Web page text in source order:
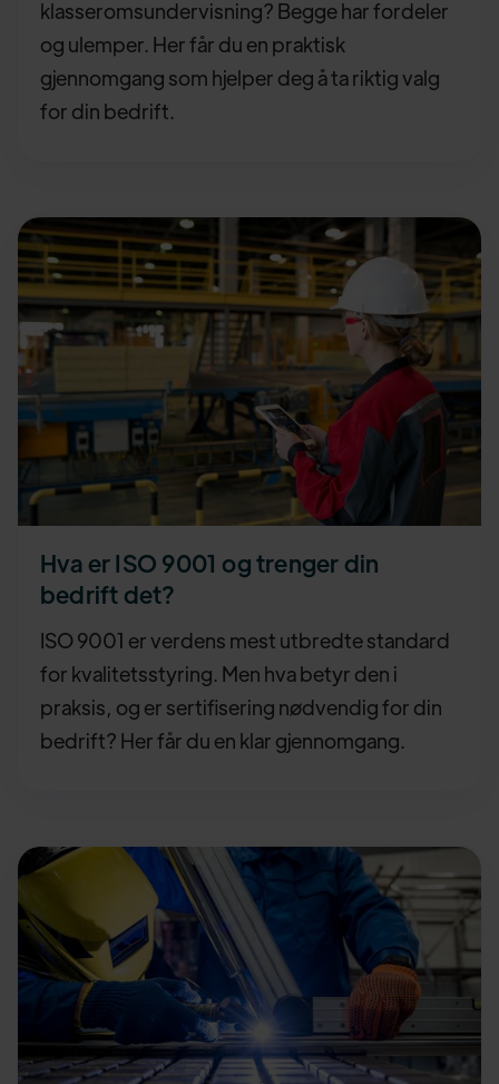
klasseromsundervisning? Begge har fordeler
og ulemper. Her får du en praktisk
gjennomgang som hjelper deg å ta riktig valg
for din bedrift.
Hva er ISO 9001 og trenger din
bedrift det?
ISO 9001 er verdens mest utbredte standard
for kvalitetsstyring. Men hva betyr den i
praksis, og er sertifisering nødvendig for din
bedrift? Her får du en klar gjennomgang.